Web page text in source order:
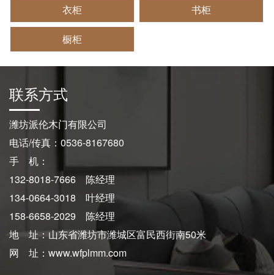
衣柜 书柜
橱柜
联系方式
潍坊派伦木门有限公司
电话/传真：0536-8167680
手 机：
132-8018-7666 陈经理
134-0664-3018 叶经理
158-6658-2029 陈经理
地 址：山东省潍坊市潍城区富民西街南50米
网 址：www.wfplmm.com